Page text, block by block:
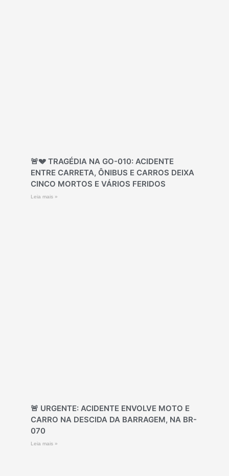
🚨💔 TRAGÉDIA NA GO-010: ACIDENTE
ENTRE CARRETA, ÔNIBUS E CARROS DEIXA
CINCO MORTOS E VÁRIOS FERIDOS
Leia mais »
🚨 URGENTE: ACIDENTE ENVOLVE MOTO E
CARRO NA DESCIDA DA BARRAGEM, NA BR-
070
Leia mais »